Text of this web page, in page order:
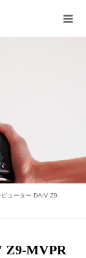
ューター DAIV Z9-
Z9-MVPR